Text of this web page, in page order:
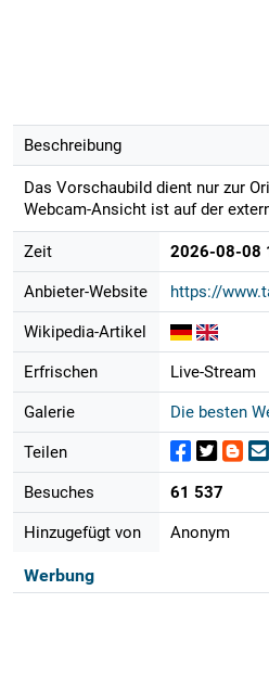
Beschreibung
Das Vorschaubild dient nur zur
Webcam-Ansicht ist auf der
Zeit 2026-08-08
Anbieter-Website https://
Wikipedia-Artikel
Erfrischen Live-Stream
Galerie Die besten
Teilen
Besuches 61 537
Hinzugefügt von Anonym
Werbung